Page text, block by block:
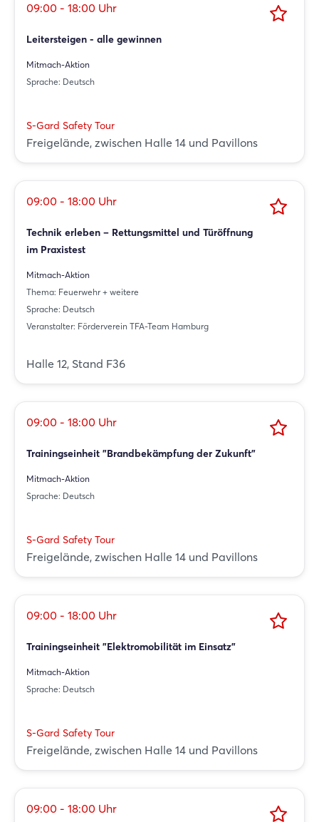
09:00 - 18:00 Uhr
Leitersteigen - alle gewinnen
Mitmach-Aktion
Sprache: Deutsch
S-Gard Safety Tour
Freigelände, zwischen Halle 14 und Pavillons
09:00 - 18:00 Uhr
Technik erleben – Rettungsmittel und Türöffnung
im Praxistest
Mitmach-Aktion
Thema: Feuerwehr + weitere
Sprache: Deutsch
Veranstalter: Förderverein TFA-Team Hamburg
Halle 12, Stand F36
09:00 - 18:00 Uhr
Trainingseinheit "Brandbekämpfung der Zukunft"
Mitmach-Aktion
Sprache: Deutsch
S-Gard Safety Tour
Freigelände, zwischen Halle 14 und Pavillons
09:00 - 18:00 Uhr
Trainingseinheit "Elektromobilität im Einsatz"
Mitmach-Aktion
Sprache: Deutsch
S-Gard Safety Tour
Freigelände, zwischen Halle 14 und Pavillons
09:00 - 18:00 Uhr